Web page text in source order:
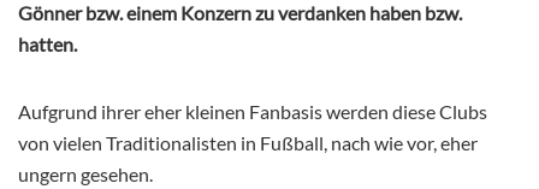
Gönner bzw. einem Konzern zu verdanken haben bzw.
hatten.
Aufgrund ihrer eher kleinen Fanbasis werden diese Clubs
von vielen Traditionalisten in Fußball, nach wie vor, eher
ungern gesehen.